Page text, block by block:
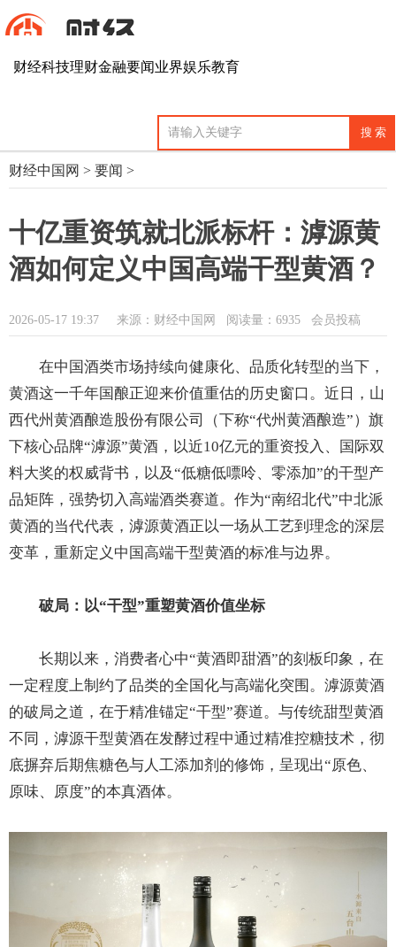
财经科技理财金融要闻业界娱乐教育
财经中国网 > 要闻 >
十亿重资筑就北派标杆：滹源黄
酒如何定义中国高端干型黄酒？
2026-05-17 19:37 来源：财经中国网 阅读量：6935 会员投稿
在中国酒类市场持续向健康化、品质化转型的当下，
黄酒这一千年国酿正迎来价值重估的历史窗口。近日，山
西代州黄酒酿造股份有限公司（下称“代州黄酒酿造”）旗
下核心品牌“滹源”黄酒，以近10亿元的重资投入、国际双
料大奖的权威背书，以及“低糖低嘌呤、零添加”的干型产
品矩阵，强势切入高端酒类赛道。作为“南绍北代”中北派
黄酒的当代代表，滹源黄酒正以一场从工艺到理念的深层
变革，重新定义中国高端干型黄酒的标准与边界。
破局：以“干型”重塑黄酒价值坐标
长期以来，消费者心中“黄酒即甜酒”的刻板印象，在
一定程度上制约了品类的全国化与高端化突围。滹源黄酒
的破局之道，在于精准锚定“干型”赛道。与传统甜型黄酒
不同，滹源干型黄酒在发酵过程中通过精准控糖技术，彻
底摒弃后期焦糖色与人工添加剂的修饰，呈现出“原色、
原味、原度”的本真酒体。